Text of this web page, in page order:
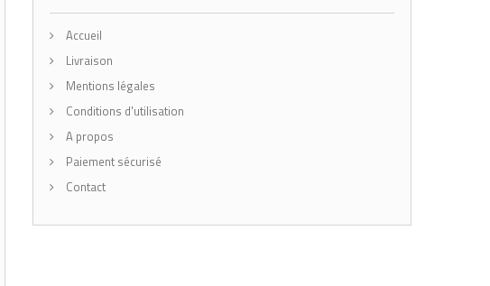
Accueil
Livraison
Mentions légales
Conditions d'utilisation
A propos
Paiement sécurisé
Contact